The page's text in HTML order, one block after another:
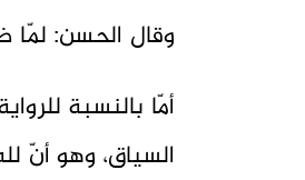
وقال الحسن: لمّا
أمّا بالنسبة
السياق، وهو أنّ